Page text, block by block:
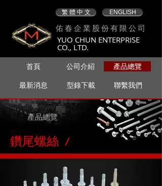
繁 體 中 文 ENGLISH
佑春企業股份有限公司
YUO CHUN ENTERPRISE
CO., LTD.
首頁 公司介紹 產品總覽
最新消息 型錄下載 聯繫我們
產品總覽
鑽尾螺絲 /